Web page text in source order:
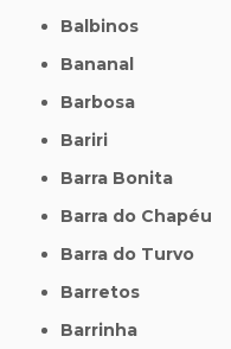
Balbinos
Bananal
Barbosa
Bariri
Barra Bonita
Barra do Chapéu
Barra do Turvo
Barretos
Barrinha